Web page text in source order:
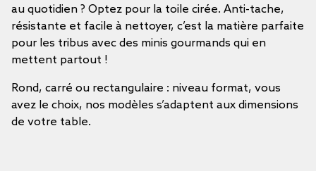
au quotidien ? Optez pour la toile cirée. Anti-tache,
résistante et facile à nettoyer, c’est la matière parfaite
pour les tribus avec des minis gourmands qui en
mettent partout !
Rond, carré ou rectangulaire : niveau format, vous
avez le choix, nos modèles s’adaptent aux dimensions
de votre table.